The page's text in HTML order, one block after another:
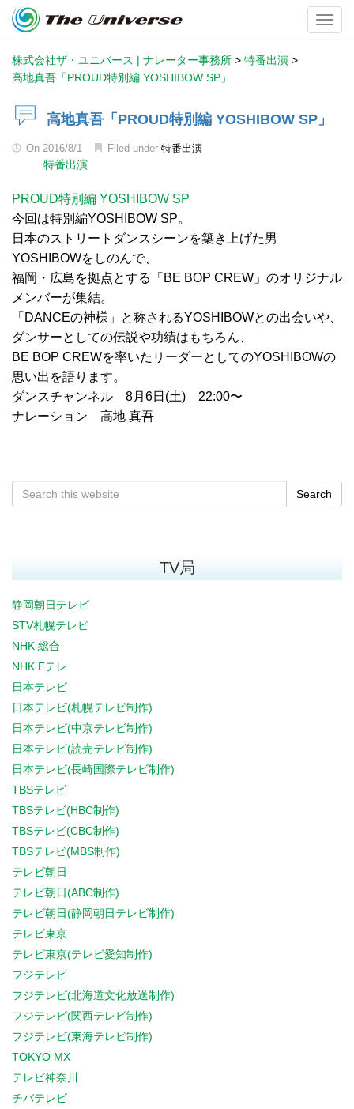
株式会社ザ・ユニバース | ナレーター事務所 > 特番出演 >
高地真吾「PROUD特別編 YOSHIBOW SP」
高地真吾「PROUD特別編 YOSHIBOW SP」
On 2016/8/1 Filed under 特番出演
特番出演
PROUD特別編 YOSHIBOW SP
今回は特別編YOSHIBOW SP。
日本のストリートダンスシーンを築き上げた男
YOSHIBOWをしのんで、
福岡・広島を拠点とする「BE BOP CREW」のオリジナル
メンバーが集結。
「DANCEの神様」と称されるYOSHIBOWとの出会いや、
ダンサーとしての伝説や功績はもちろん、
BE BOP CREWを率いたリーダーとしてのYOSHIBOWの
思い出を語ります。
ダンスチャンネル 8月6日(土) 22:00〜
ナレーション 高地 真吾
Search
TV局
静岡朝日テレビ
STV札幌テレビ
NHK 総合
NHK Eテレ
日本テレビ
日本テレビ(札幌テレビ制作)
日本テレビ(中京テレビ制作)
日本テレビ(読売テレビ制作)
日本テレビ(長崎国際テレビ制作)
TBSテレビ
TBSテレビ(HBC制作)
TBSテレビ(CBC制作)
TBSテレビ(MBS制作)
テレビ朝日
テレビ朝日(ABC制作)
テレビ朝日(静岡朝日テレビ制作)
テレビ東京
テレビ東京(テレビ愛知制作)
フジテレビ
フジテレビ(北海道文化放送制作)
フジテレビ(関西テレビ制作)
フジテレビ(東海テレビ制作)
TOKYO MX
テレビ神奈川
チバテレビ